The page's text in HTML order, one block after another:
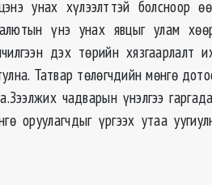
унах хүлээлттэй болсноор
үнэ унах явцыг улам
дэх төрийн хязгаарлалт
Татвар төлөгчдийн мөнгө
чадварын үнэлгээ
оруулагчдыг үргээх утаа